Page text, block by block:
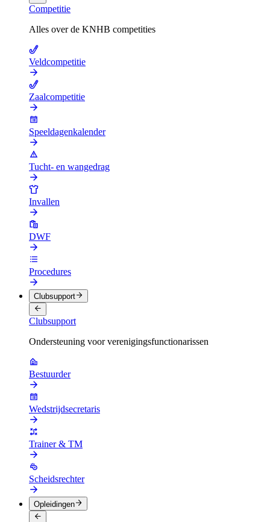
Competitie
Alles over de KNHB competities
Veldcompetitie
Zaalcompetitie
Speeldagenkalender
Tucht- en wangedrag
Invallen
DWF
Procedures
Clubsupport
Clubsupport
Ondersteuning voor verenigingsfunctionarissen
Bestuurder
Wedstrijdsecretaris
Trainer & TM
Scheidsrechter
Opleidingen